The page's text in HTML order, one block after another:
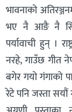
भावनाको
भए नै आङै नै
पर्यावाची हुन् ।
नरहे, गाउँछ गीत
बगेर गयो गंगाको
रेटे पनि जस्ता सयौं